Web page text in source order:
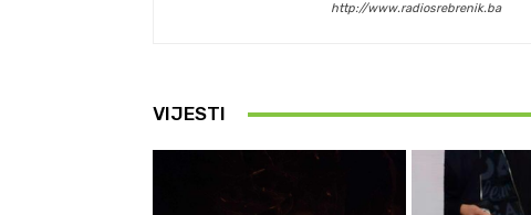
http://www.radiosrebrenik.ba
VIJESTI